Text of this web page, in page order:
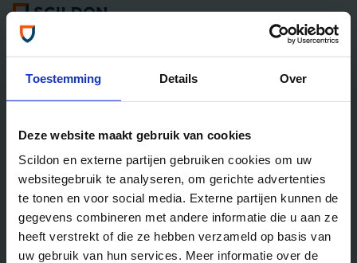
Toestemming Details Over
Deze website maakt gebruik van cookies
Scildon en externe partijen gebruiken cookies om uw
websitegebruik te analyseren, om gerichte advertenties
te tonen en voor social media. Externe partijen kunnen de
gegevens combineren met andere informatie die u aan ze
heeft verstrekt of die ze hebben verzameld op basis van
uw gebruik van hun services. Meer informatie over de
Algemene informatie
Scildon Lifestyle ORV
Lifestyle Hypotheek ORV
Lifestyle Stoppen met Roken ORV
Scildon Huur ORV
Scildon Compagnonsverzekering
Beleggen